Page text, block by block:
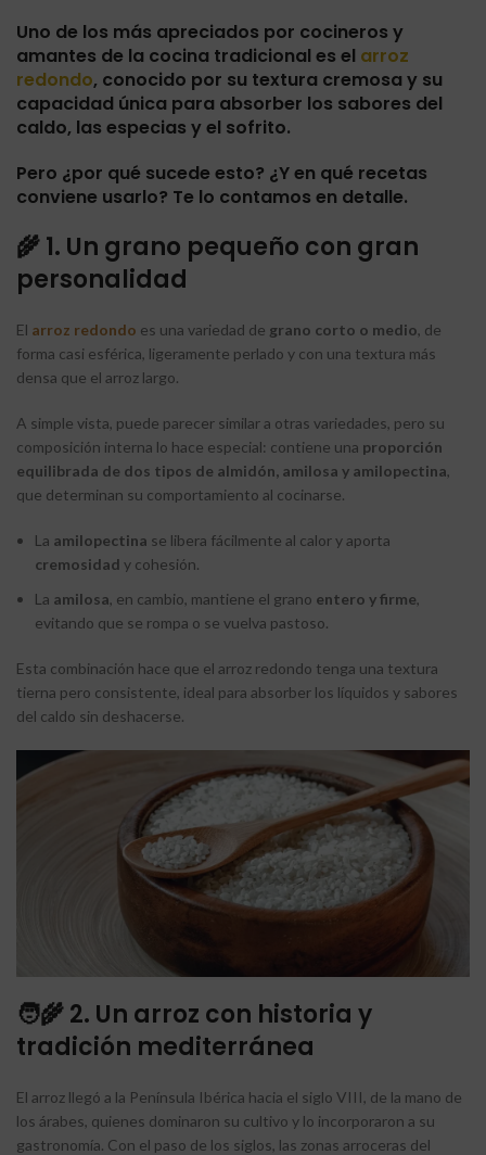
Uno de los más apreciados por cocineros y
amantes de la cocina tradicional es el arroz
redondo, conocido por su textura cremosa y su
capacidad única para absorber los sabores del
caldo, las especias y el sofrito.
Pero ¿por qué sucede esto? ¿Y en qué recetas
conviene usarlo? Te lo contamos en detalle.
🌾 1. Un grano pequeño con gran
personalidad
El arroz redondo es una variedad de grano corto o medio, de
forma casi esférica, ligeramente perlado y con una textura más
densa que el arroz largo.
A simple vista, puede parecer similar a otras variedades, pero su
composición interna lo hace especial: contiene una proporción
equilibrada de dos tipos de almidón, amilosa y amilopectina,
que determinan su comportamiento al cocinarse.
La amilopectina se libera fácilmente al calor y aporta
cremosidad y cohesión.
La amilosa, en cambio, mantiene el grano entero y firme,
evitando que se rompa o se vuelva pastoso.
Esta combinación hace que el arroz redondo tenga una textura
tierna pero consistente, ideal para absorber los líquidos y sabores
del caldo sin deshacerse.
🧑‍🌾 2. Un arroz con historia y
tradición mediterránea
El arroz llegó a la Península Ibérica hacia el siglo VIII, de la mano de
los árabes, quienes dominaron su cultivo y lo incorporaron a su
gastronomía. Con el paso de los siglos, las zonas arroceras del